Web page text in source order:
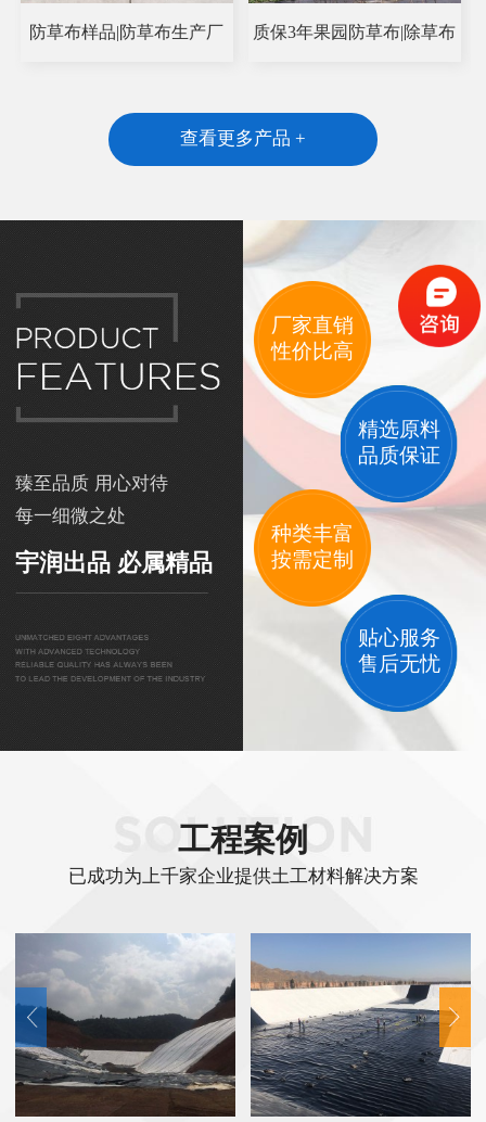
防草布样品|防草布生产厂 质保3年果园防草布|除草布
查看更多产品 +
臻至品质 用心对待
每一细微之处
宇润出品 必属精品
厂家直销
性价比高
精选原料
品质保证
种类丰富
按需定制
贴心服务
售后无忧
工程案例
已成功为上千家企业提供土工材料解决方案